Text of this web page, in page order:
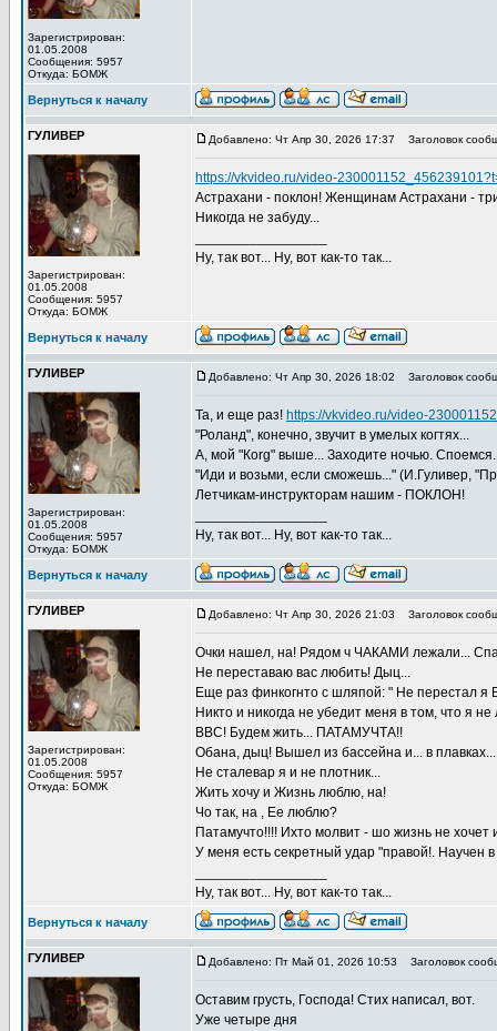
Зарегистрирован:
01.05.2008
Сообщения: 5957
Откуда: БОМЖ
Вернуться к началу
ГУЛИВЕР
Зарегистрирован:
01.05.2008
Сообщения: 5957
Откуда: БОМЖ
Добавлено: Чт Апр 30, 2026 17:37 Заголовок
https://vkvideo.ru/video-
Астрахани - поклон! Женщинам Астрахани -
Никогда не забуду...
Ну, так вот... Ну, вот как-то так...
Вернуться к началу
ГУЛИВЕР
Зарегистрирован:
01.05.2008
Сообщения: 5957
Откуда: БОМЖ
Добавлено: Чт Апр 30, 2026 18:02 Заголовок
Та, и еще раз! https://vkvideo.ru/video-
"Роланд", конечно, звучит в умелых когтях...
А, мой "Коrg" выше... Заходите ночью.
"Иди и возьми, если сможешь..." (И.Гуливер,
Летчикам-инструкторам нашим - ПОКЛОН!
Ну, так вот... Ну, вот как-то так...
Вернуться к началу
ГУЛИВЕР
Зарегистрирован:
01.05.2008
Сообщения: 5957
Откуда: БОМЖ
Добавлено: Чт Апр 30, 2026 21:03 Заголовок
Очки нашел, на! Рядом ч ЧАКАМИ лежали...
Не переставаю вас любить! Дыц...
Еще раз финкогнто с шляпой: " Не перестал я
Никто и никогда не убедит меня в том, что я
ВВС! Будем жить... ПАТАМУЧТА!!
Обана, дыц! Вышел из бассейна и... в плавках...
Не сталевар я и не плотник...
Жить хочу и Жизнь люблю, на!
Чо так, на , Ее люблю?
Патамучто!!!! Ихто молвит - шо жизнь не хочет
У меня есть секретный удар "правой!.
Ну, так вот... Ну, вот как-то так...
Вернуться к началу
ГУЛИВЕР Добавлено: Пт Май 01, 2026 10:53 Заголовок
Оставим грусть, Господа! Стих написал, вот.
Уже четыре дня